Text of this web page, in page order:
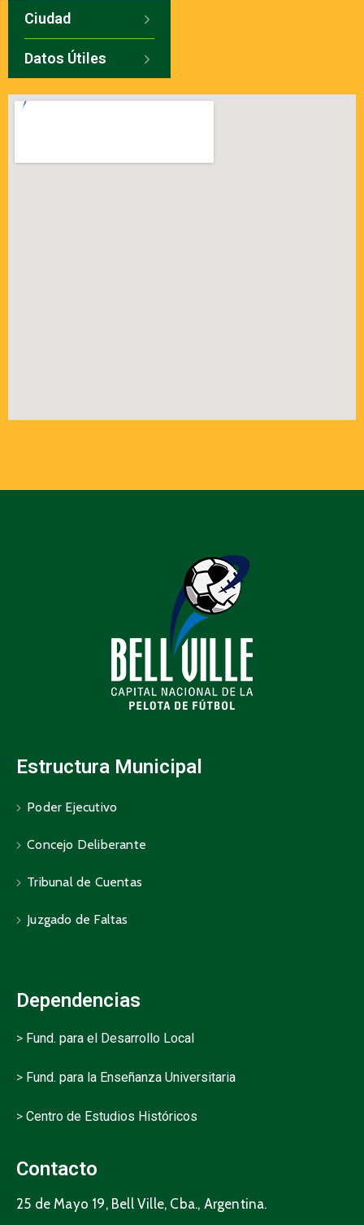
Ciudad
Datos Útiles
Estructura Municipal
Poder Ejecutivo
Concejo Deliberante
Tribunal de Cuentas
Juzgado de Faltas
Dependencias
> Fund. para el Desarrollo Local
> Fund. para la Enseñanza Universitaria
> Centro de Estudios Históricos
Contacto
25 de Mayo 19, Bell Ville, Cba., Argentina.